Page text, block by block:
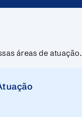
áreas de atuação.